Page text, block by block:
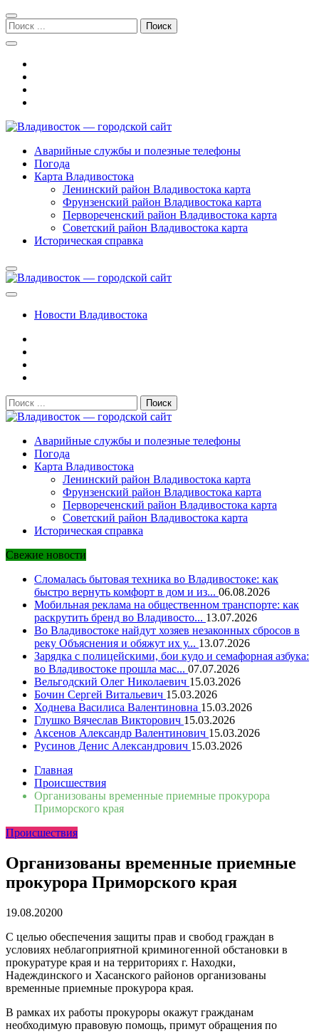
Перейти
к
навигации
Перейти
к
содержимому
Поиск:
Владивосток — городской сайт
Аварийные службы и полезные телефоны
Погода
Карта Владивостока
Ленинский район Владивостока карта
Фрунзенский район Владивостока карта
Первореченский район Владивостока карта
Советский район Владивостока карта
Историческая справка
Новости Владивостока
Поиск:
Владивосток — городской сайт
Аварийные службы и полезные телефоны
Погода
Карта Владивостока
Ленинский район Владивостока карта
Фрунзенский район Владивостока карта
Первореченский район Владивостока карта
Советский район Владивостока карта
Историческая справка
Свежие новости
Сломалась бытовая техника во Владивостоке: как
быстро вернуть комфорт в дом и из... 06.08.2026
Мобильная реклама на общественном транспорте: как
раскрутить бренд во Владивосто... 13.07.2026
Во Владивостоке найдут хозяев незаконных сбросов в
реку Объяснения и обяжут их у... 13.07.2026
Зарядка с полицейскими, бои кудо и семафорная азбука:
во Владивостоке прошла мас... 07.07.2026
Вельгодский Олег Николаевич 15.03.2026
Бочин Сергей Витальевич 15.03.2026
Ходнева Василиса Валентиновна 15.03.2026
Глушко Вячеслав Викторович 15.03.2026
Аксенов Александр Валентинович 15.03.2026
Русинов Денис Александрович 15.03.2026
Главная
Происшествия
Организованы временные приемные прокурора
Приморского края
Происшествия
Организованы временные приемные
прокурора Приморского края
19.08.20200
С целью обеспечения защиты прав и свобод граждан в
условиях неблагоприятной криминогенной обстановки в
прокуратуре края и на территориях г. Находки,
Надеждинского и Хасанского районов организованы
временные приемные прокурора края.
В рамках их работы прокуроры окажут гражданам
необходимую правовую помощь, примут обращения по